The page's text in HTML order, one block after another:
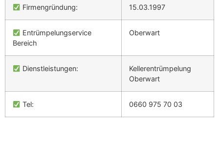
Firmengründung: 15.03.1997
Entrümpelungservice
Bereich
Oberwart
Dienstleistungen:
Kellerentrümpelung
Oberwart
Tel: 0660 975 70 03